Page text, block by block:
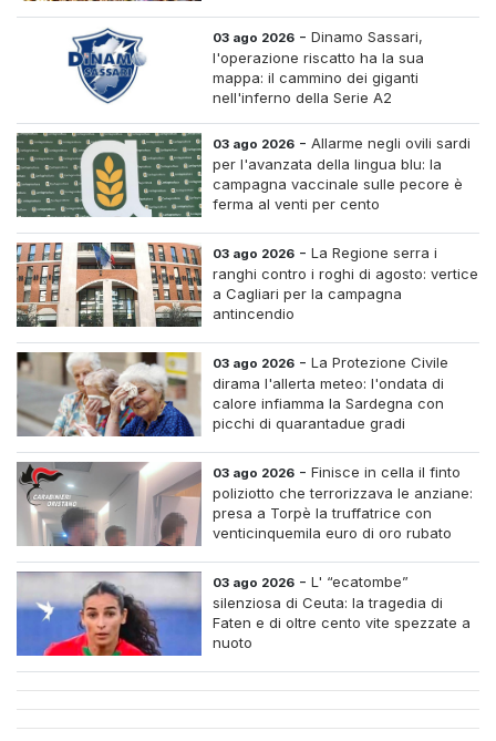
03 ago 2026 -Dinamo Sassari,
l'operazione riscatto ha la sua
mappa: il cammino dei giganti
nell'inferno della Serie A2
03 ago 2026 -Allarme negli ovili sardi
per l'avanzata della lingua blu: la
campagna vaccinale sulle pecore è
ferma al venti per cento
03 ago 2026 -La Regione serra i
ranghi contro i roghi di agosto: vertice
a Cagliari per la campagna
antincendio
03 ago 2026 -La Protezione Civile
dirama l'allerta meteo: l'ondata di
calore infiamma la Sardegna con
picchi di quarantadue gradi
03 ago 2026 -Finisce in cella il finto
poliziotto che terrorizzava le anziane:
presa a Torpè la truffatrice con
venticinquemila euro di oro rubato
03 ago 2026 -L' “ecatombe”
silenziosa di Ceuta: la tragedia di
Faten e di oltre cento vite spezzate a
nuoto